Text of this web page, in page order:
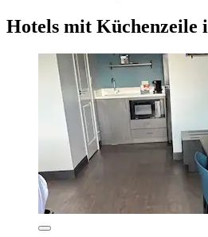
Hotels mit Küchenzeile